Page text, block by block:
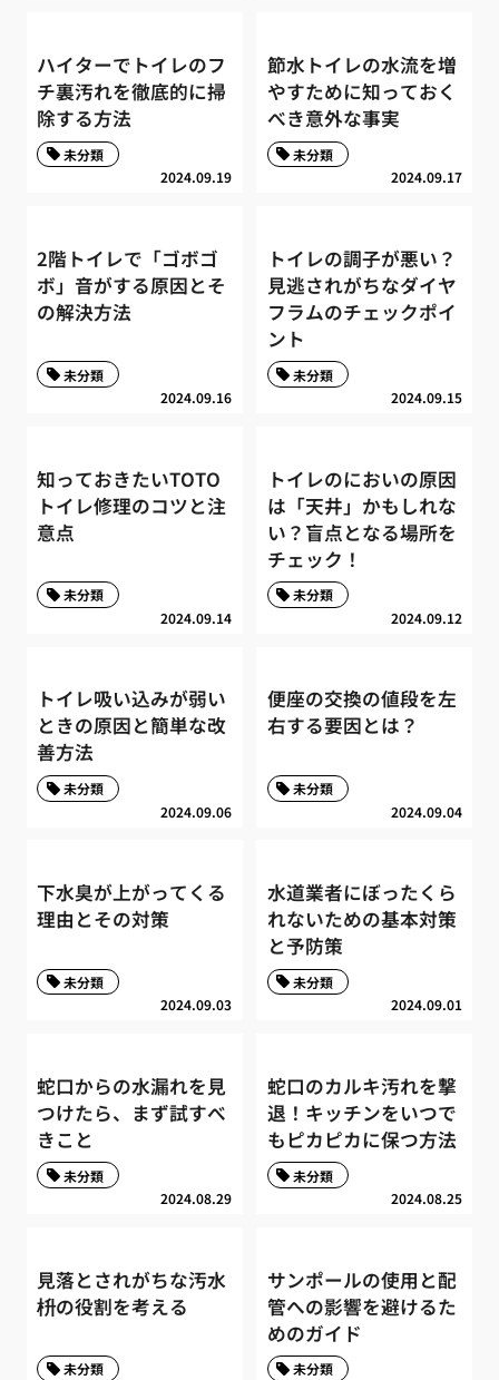
ハイターでトイレのフ
チ裏汚れを徹底的に掃
除する方法
2024.09.19
未分類
節水トイレの水流を増
やすために知っておく
べき意外な事実
2024.09.17
未分類
2階トイレで「ゴボゴ
ボ」音がする原因とそ
の解決方法
2024.09.16
未分類
トイレの調子が悪い？
見逃されがちなダイヤ
フラムのチェックポイ
ント
2024.09.15
未分類
知っておきたいTOTO
トイレ修理のコツと注
意点
2024.09.14
未分類
トイレのにおいの原因
は「天井」かもしれな
い？盲点となる場所を
チェック！
2024.09.12
未分類
トイレ吸い込みが弱い
ときの原因と簡単な改
善方法
2024.09.06
未分類
便座の交換の値段を左
右する要因とは？
2024.09.04
未分類
下水臭が上がってくる
理由とその対策
2024.09.03
未分類
水道業者にぼったくら
れないための基本対策
と予防策
2024.09.01
未分類
蛇口からの水漏れを見
つけたら、まず試すべ
きこと
2024.08.29
未分類
蛇口のカルキ汚れを撃
退！キッチンをいつで
もピカピカに保つ方法
2024.08.25
未分類
見落とされがちな汚水
枡の役割を考える
未分類
サンポールの使用と配
管への影響を避けるた
めのガイド
未分類